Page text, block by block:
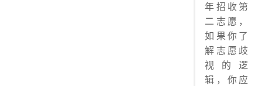
年招收第
二志愿，
如果你了
解志愿歧
视的逻
辑，你应